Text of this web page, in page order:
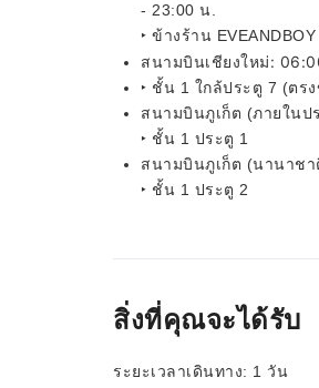
- 23:00 น.
‣ ข้างร้าน
สนามบินเชียงใหม่:
‣ ชั้น 1 ใกล้ประตู 7 (ตร
สนามบินภูเก็ต (ภายในป
‣ ชั้น 1 ประตู 1
สนามบินภูเก็ต (นานาช
‣ ชั้น 1 ประตู 2
สิ่งที่คุณจะได้รับ
ระยะเวลาเดินทาง: 1 วัน